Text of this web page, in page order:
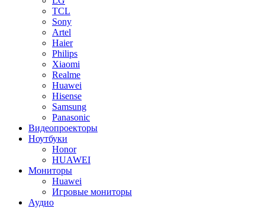
TCL
Sony
Artel
Haier
Philips
Xiaomi
Realme
Huawei
Hisense
Samsung
Panasonic
Видеопроекторы
Ноутбуки
Honor
HUAWEI
Мониторы
Huawei
Игровые мониторы
Аудио